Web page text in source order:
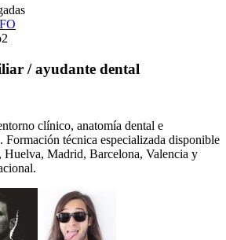
/ ayudante dental
clínico, anatomía dental e
Formación técnica especializada disponible
Huelva, Madrid, Barcelona, Valencia y